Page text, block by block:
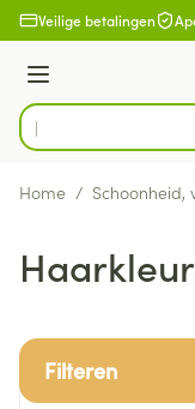
Ga naar de inhoud
Veilige betalingen
Menu
Product, merk,
Home / Schoonheid,
Filteren